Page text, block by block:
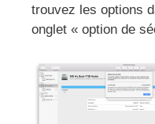
trouvez les options
onglet « option de